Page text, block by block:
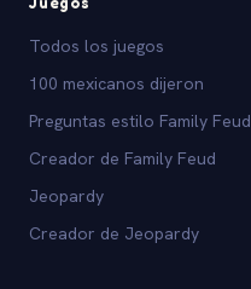
Todos los juegos
100 mexicanos dijeron
Preguntas estilo Family Feud
Creador de Family Feud
Jeopardy
Creador de Jeopardy